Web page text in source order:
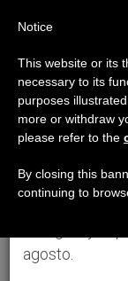
Aviso
Del 27 de
anual,
se generan
agosto.
Notice
This website or its
necessary to its
purposes
more or withdraw
please refer to the
By closing this
continuing to